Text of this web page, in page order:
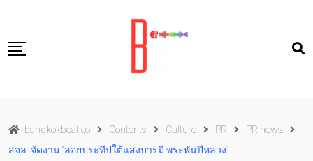
content
Food
bangkokbeat.co Contents Culture PR
PR news
สจล. จัดงาน “ลอยประทีปใต้แสงบารมี พระพันปีหลวง”